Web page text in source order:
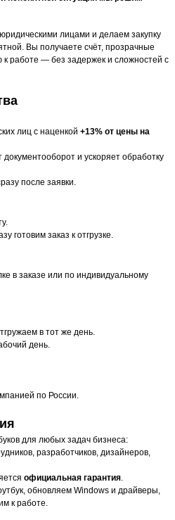
лицами и делаем закупку
Вы получаете счёт, прозрачные
к работе — без задержек и сложностей с
лиц с наценкой +13% от цены на
документооборот и ускоряет обработку
после заявки.
готовим заказ к отгрузке.
в заказе или по индивидуальному
в тот же день.
день.
по России.
для любых задач бизнеса:
разработчиков, дизайнеров,
официальная гарантия.
обновляем Windows и драйверы,
к работе.